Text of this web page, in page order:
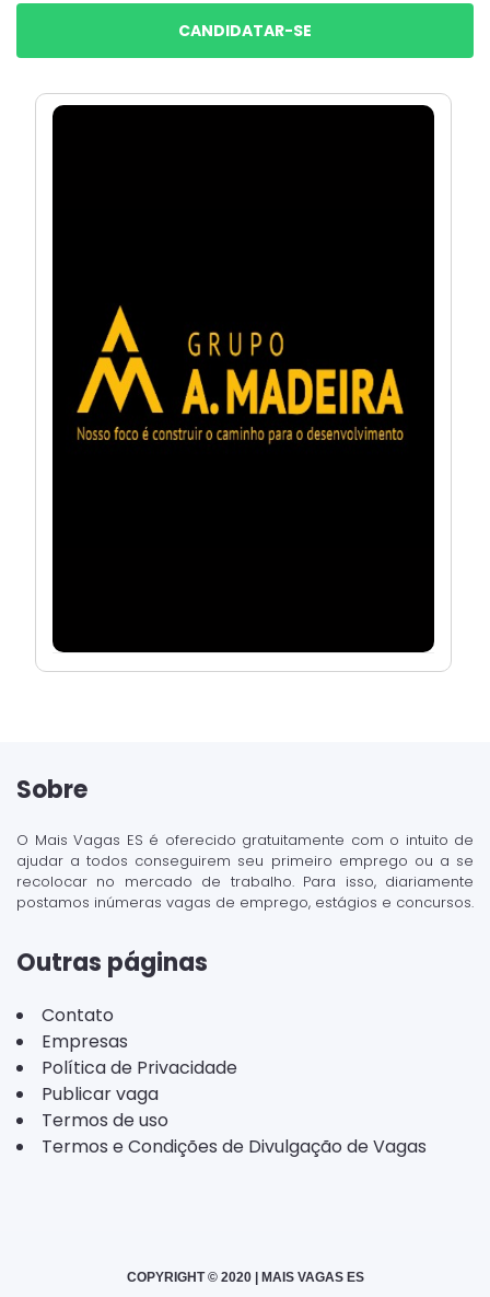
CANDIDATAR-SE
Sobre
O Mais Vagas ES é oferecido gratuitamente com o intuito de
ajudar a todos conseguirem seu primeiro emprego ou a se
recolocar no mercado de trabalho. Para isso, diariamente
postamos inúmeras vagas de emprego, estágios e concursos.
Outras páginas
Contato
Empresas
Política de Privacidade
Publicar vaga
Termos de uso
Termos e Condições de Divulgação de Vagas
COPYRIGHT © 2020 | MAIS VAGAS ES